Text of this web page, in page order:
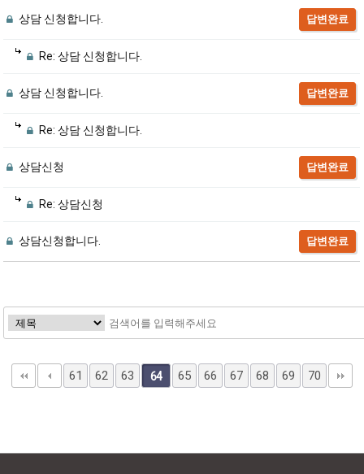
상담 신청합니다. 답변완료
Re: 상담 신청합니다.
상담 신청합니다. 답변완료
Re: 상담 신청합니다.
상담신청 답변완료
Re: 상담신청
상담신청합니다. 답변완료
61 62 63 64 65 66 67 68 69 70